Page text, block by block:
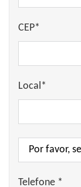
CEP*
Local*
Telefone *